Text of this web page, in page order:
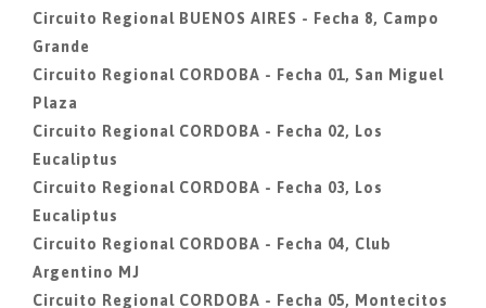
Circuito Regional BUENOS AIRES - Fecha 8, Campo
Grande
Circuito Regional CORDOBA - Fecha 01, San Miguel
Plaza
Circuito Regional CORDOBA - Fecha 02, Los
Eucaliptus
Circuito Regional CORDOBA - Fecha 03, Los
Eucaliptus
Circuito Regional CORDOBA - Fecha 04, Club
Argentino MJ
Circuito Regional CORDOBA - Fecha 05, Montecitos